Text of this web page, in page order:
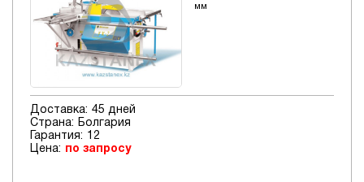
мм
Доставка: 45 дней
Страна:
Болгария
Гарантия: 12
Цена: по запросу